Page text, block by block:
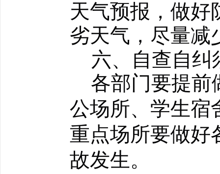
天气预报，做好
劣天气，尽量减
六、自查自纠
各部门要提前
公场所、学生宿
重点场所要做好
故发生。